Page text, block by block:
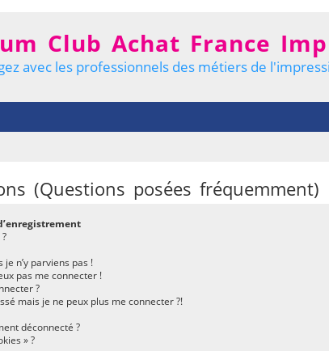
Club Achat France
avec les professionnels des métiers de
(Questions posées fréquemment)
je n’y parviens pas !
pas me connecter !
?
mais je ne peux plus me connecter ?!
déconnecté ?
» ?